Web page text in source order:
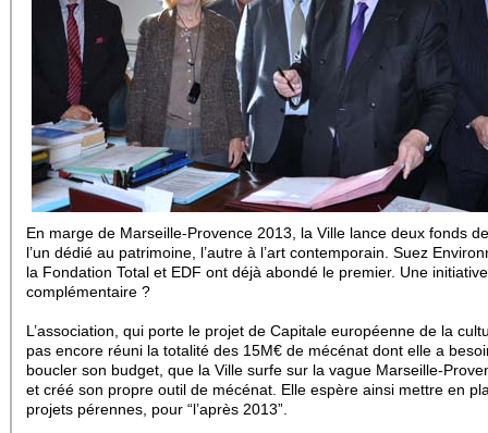
En marge de Marseille-Provence 2013, la Ville lance deux fonds
l’un dédié au patrimoine, l’autre à l’art contemporain. Suez
la Fondation Total et EDF ont déjà abondé le premier. Une initiative
complémentaire ?
L’association, qui porte le projet de Capitale européenne de la
pas encore réuni la totalité des 15M€ de mécénat dont elle a
boucler son budget, que la Ville surfe sur la vague Marseille-
et créé son propre outil de mécénat. Elle espère ainsi mettre en
projets pérennes, pour “l’après 2013”.